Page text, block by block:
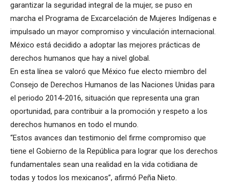
garantizar la seguridad integral de la mujer, se puso en
marcha el Programa de Excarcelación de Mujeres Indígenas e
impulsado un mayor compromiso y vinculación internacional.
México está decidido a adoptar las mejores prácticas de
derechos humanos que hay a nivel global.
En esta línea se valoró que México fue electo miembro del
Consejo de Derechos Humanos de las Naciones Unidas para
el periodo 2014-2016, situación que representa una gran
oportunidad, para contribuir a la promoción y respeto a los
derechos humanos en todo el mundo.
“Estos avances dan testimonio del firme compromiso que
tiene el Gobierno de la República para lograr que los derechos
fundamentales sean una realidad en la vida cotidiana de
todas y todos los mexicanos”, afirmó Peña Nieto.